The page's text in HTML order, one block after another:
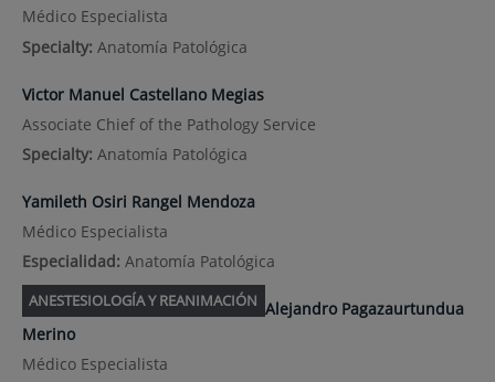
Médico Especialista
Specialty: Anatomía Patológica
Victor Manuel Castellano Megias
Associate Chief of the Pathology Service
Specialty: Anatomía Patológica
Yamileth Osiri Rangel Mendoza
Médico Especialista
Especialidad: Anatomía Patológica
ANESTESIOLOGÍA Y REANIMACIÓN Alejandro Pagazaurtundua
Merino
Médico Especialista